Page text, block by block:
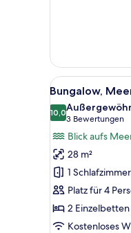
Alle
Fotos
für
Bungalow,
Meerblick
(Outdoor
Whirlpool
Spa)
anzeigen
5
Bungalow,
10,010,0 von 10
3 Bewertungen
(3
Blick aufs
28 m²
1 Schlafzimmer
Platz für 4
2 Einzelbetten
Kostenloses